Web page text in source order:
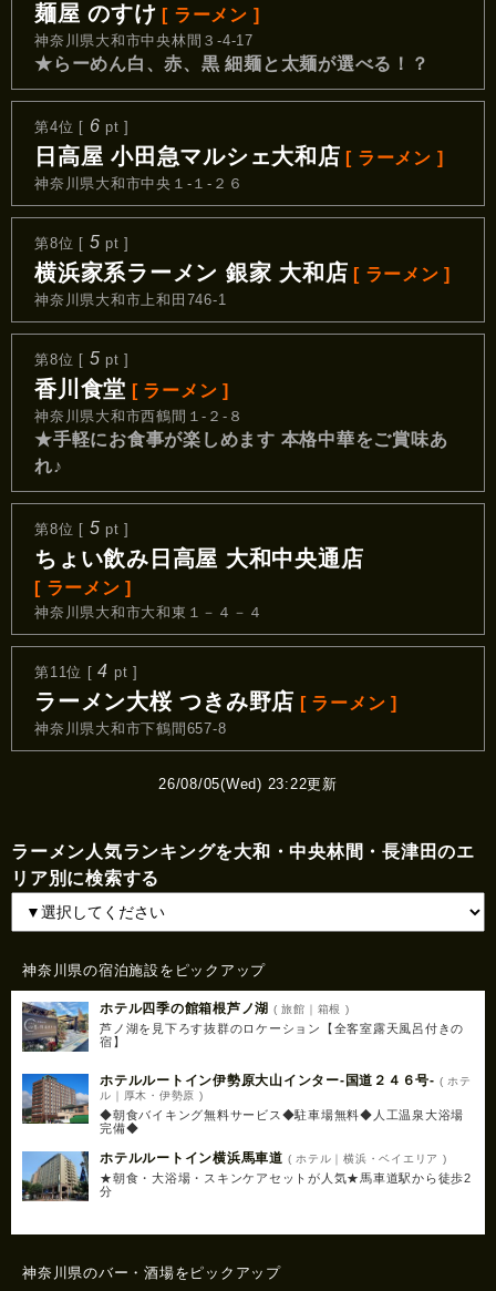
麺屋 のすけ [ ラーメン ]
神奈川県大和市中央林間３-4-17
★らーめん白、赤、黒 細麺と太麺が選べる！？
第4位 [ 6 pt ]
日高屋 小田急マルシェ大和店 [ ラーメン ]
神奈川県大和市中央１‐１‐２６
第8位 [ 5 pt ]
横浜家系ラーメン 銀家 大和店 [ ラーメン ]
神奈川県大和市上和田746-1
第8位 [ 5 pt ]
香川食堂 [ ラーメン ]
神奈川県大和市西鶴間１-２‐８
★手軽にお食事が楽しめます 本格中華をご賞味あ
れ♪
第8位 [ 5 pt ]
ちょい飲み日高屋 大和中央通店
[ ラーメン ]
神奈川県大和市大和東１－４－４
第11位 [4 pt ]
ラーメン大桜 つきみ野店 [ ラーメン ]
神奈川県大和市下鶴間657-8
26/08/05(Wed) 23:22更新
ラーメン人気ランキングを大和・中央林間・長津田のエ
リア別に検索する
神奈川県の宿泊施設をピックアップ
ホテル四季の館箱根芦ノ湖 ( 旅館｜箱根 )
芦ノ湖を見下ろす抜群のロケーション【全客室露天風呂付きの
宿】
ホテルルートイン伊勢原大山インター‐国道２４６号‐ ( ホテ
ル｜厚木・伊勢原 )
◆朝食バイキング無料サービス◆駐車場無料◆人工温泉大浴場
完備◆
ホテルルートイン横浜馬車道 ( ホテル｜横浜・ベイエリア )
★朝食・大浴場・スキンケアセットが人気★馬車道駅から徒歩2
分
神奈川県のバー・酒場をピックアップ